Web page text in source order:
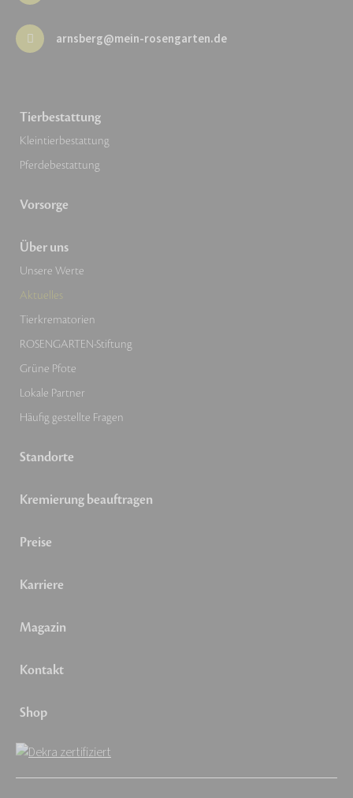
arnsberg@mein-rosengarten.de
Tierbestattung
Kleintierbestattung
Pferdebestattung
Vorsorge
Über uns
Unsere Werte
Aktuelles
Tierkrematorien
ROSENGARTEN-Stiftung
Grüne Pfote
Lokale Partner
Häufig gestellte Fragen
Standorte
Kremierung beauftragen
Preise
Karriere
Magazin
Kontakt
Shop